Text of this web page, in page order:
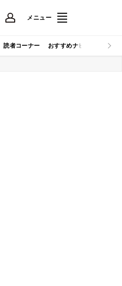
メニュー
読者コーナー おすすめナビ マイナビ